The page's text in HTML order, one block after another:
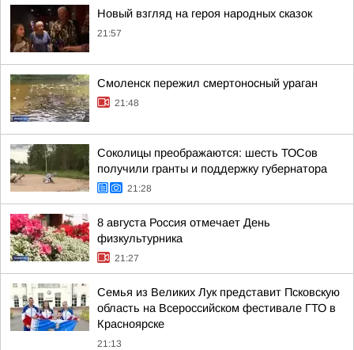
Новый взгляд на героя народных сказок
21:57
Смоленск пережил смертоносный ураган
21:48
Соколицы преображаются: шесть ТОСов
получили гранты и поддержку губернатора
21:28
8 августа Россия отмечает День
физкультурника
21:27
Семья из Великих Лук представит Псковскую
область на Всероссийском фестивале ГТО в
Красноярске
21:13